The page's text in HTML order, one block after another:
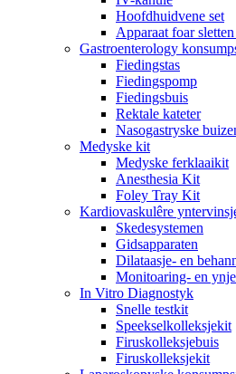
Hoofdhuidvene set
Apparaat foar
Gastroenterology
Fiedingstas
Fiedingspomp
Fiedingsbuis
Rektale kateter
Nasogastryske
Medyske kit
Medyske ferklaaikit
Anesthesia Kit
Foley Tray Kit
Kardiovaskulêre
Skedesystemen
Gidsapparaten
Dilataasje- en
Monitoaring- en
In Vitro Diagnostyk
Snelle testkit
Speekselkolleksjekit
Firuskolleksjebuis
Firuskolleksjekit